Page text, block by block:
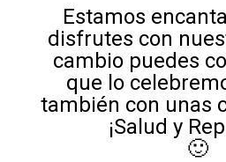
Estamos
disfrutes con
cambio puedes
que lo
también con unas
¡Salud y
🙂